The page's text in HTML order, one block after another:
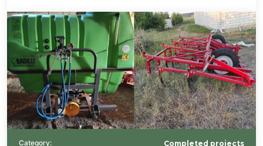
Category: Completed projects